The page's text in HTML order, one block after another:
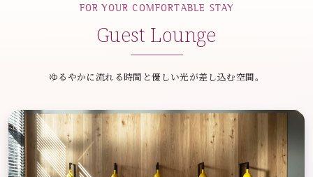
FOR YOUR COMFORTABLE STAY
Guest Lounge
ゆるやかに流れる時間と優しい光が差し込む空間。